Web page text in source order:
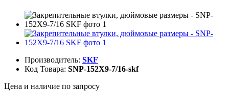
Производитель: SKF
Код Товара: SNP-152X9-7/16-skf
Цена и наличие по запросу